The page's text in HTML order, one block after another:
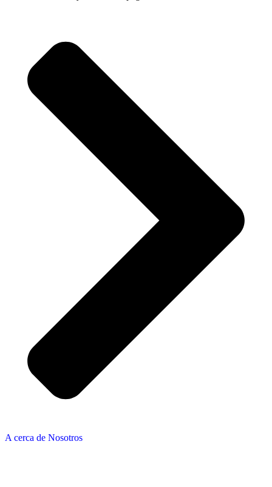
A cerca de Nosotros